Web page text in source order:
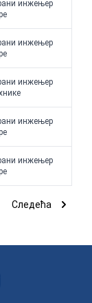
инжењер
инжењер
инжењер
инжењер
инжењер
Следећа